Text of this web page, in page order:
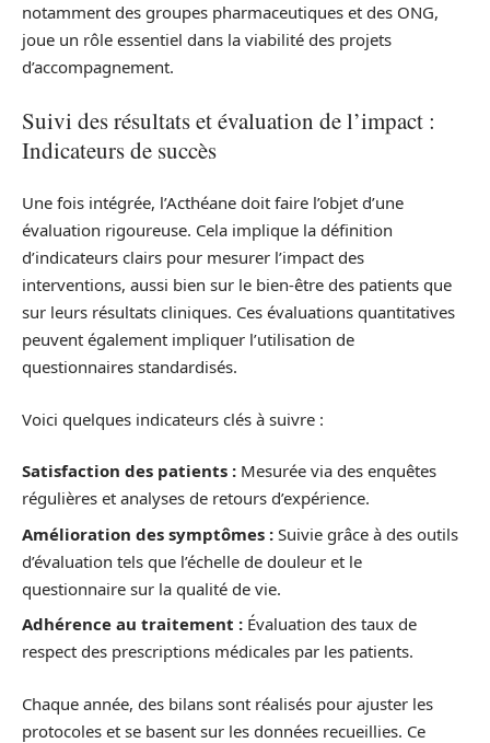
notamment des groupes pharmaceutiques et des ONG,
joue un rôle essentiel dans la viabilité des projets
d’accompagnement.
Suivi des résultats et évaluation de l’impact :
Indicateurs de succès
Une fois intégrée, l’Acthéane doit faire l’objet d’une
évaluation rigoureuse. Cela implique la définition
d’indicateurs clairs pour mesurer l’impact des
interventions, aussi bien sur le bien-être des patients que
sur leurs résultats cliniques. Ces évaluations quantitatives
peuvent également impliquer l’utilisation de
questionnaires standardisés.
Voici quelques indicateurs clés à suivre :
Satisfaction des patients : Mesurée via des enquêtes
régulières et analyses de retours d’expérience.
Amélioration des symptômes : Suivie grâce à des outils
d’évaluation tels que l’échelle de douleur et le
questionnaire sur la qualité de vie.
Adhérence au traitement : Évaluation des taux de
respect des prescriptions médicales par les patients.
Chaque année, des bilans sont réalisés pour ajuster les
protocoles et se basent sur les données recueillies. Ce